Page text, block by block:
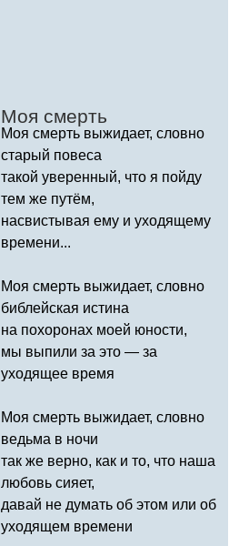
Моя смерть
Моя смерть выжидает, словно
старый повеса
такой уверенный, что я пойду
тем же путём,
насвистывая ему и уходящему
времени...
Моя смерть выжидает, словно
библейская истина
на похоронах моей юности,
мы выпили за это — за
уходящее время
Моя смерть выжидает, словно
ведьма в ночи
так же верно, как и то, что наша
любовь сияет,
давай не думать об этом или об
уходящем времени